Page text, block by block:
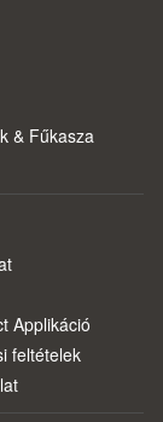
& Fűkasza
Applikáció
feltételek